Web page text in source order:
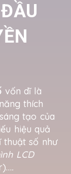
vốn dĩ là
thích
tạo của
hiệu quả
thuật số như
LCD
.